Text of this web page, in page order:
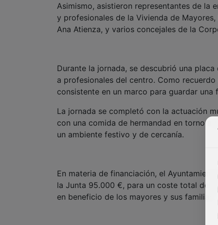
Asimismo, asistieron representantes de la
y profesionales de la Vivienda de
Ana Atienza, y varios concejales de la
Durante la jornada, se descubrió una
a profesionales del centro. Como
consistente en un marco para guardar
La jornada se completó con la actuación
con una comida de hermandad en torno a
un ambiente festivo y de cercanía.
En materia de financiación, el
la Junta 95.000 €, para un coste total del
en beneficio de los mayores y sus familias.